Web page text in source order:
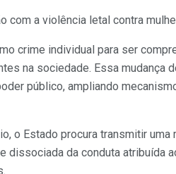
com a violência letal contra
crime individual para ser
na sociedade. Essa mudança
público, ampliando
o Estado procura transmitir uma
da conduta atribuída